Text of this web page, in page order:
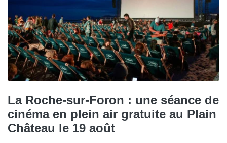
La Roche-sur-Foron : une séance de
cinéma en plein air gratuite au Plain
Château le 19 août